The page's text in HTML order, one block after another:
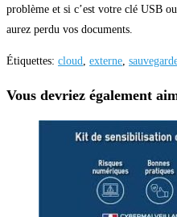
problème et si c’est votre clé USB
aurez perdu vos documents.
Étiquettes: cloud externe
Vous devriez également